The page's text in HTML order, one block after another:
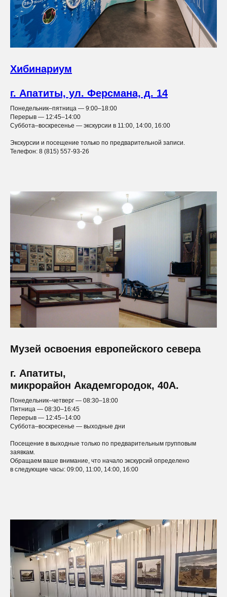
Хибинариум
г. Апатиты, ул. Ферсмана, д. 14
Понедельник–пятница — 9:00–18:00
Перерыв — 12:45–14:00
Суббота–воскресенье — экскурсии в 11:00, 14:00, 16:00
Экскурсии и посещение только по предварительной записи.
Телефон: 8 (815) 557-93-26
Музей освоения европейского севера
г. Апатиты,
микрорайон Академгородок, 40А.
Понедельник–четверг — 08:30–18:00
Пятница — 08:30–16:45
Перерыв — 12:45–14:00
Суббота–воскресенье — выходные дни
Посещение в выходные только по предварительным групповым
заявкам.
Обращаем ваше внимание, что начало экскурсий определено
в следующие часы: 09:00, 11:00, 14:00, 16:00